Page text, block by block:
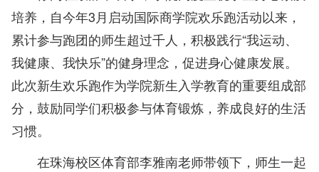
培养，自今年3月启动国际商学院欢乐跑活动以来，
累计参与跑团的师生超过千人，积极践行“我运动、
我健康、我快乐”的健身理念，促进身心健康发展。
此次新生欢乐跑作为学院新生入学教育的重要组成部
分，鼓励同学们积极参与体育锻炼，养成良好的生活
习惯。
在珠海校区体育部李雅南老师带领下，师生一起